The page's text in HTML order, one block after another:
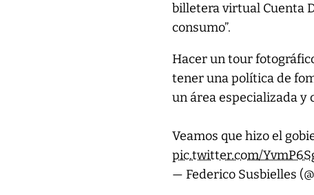
billetera virtual Cuenta
consumo”.
Hacer un tour
tener una política de
un área especializada y
Veamos que hizo el
pic.twitter.com/
— Federico Susbielles